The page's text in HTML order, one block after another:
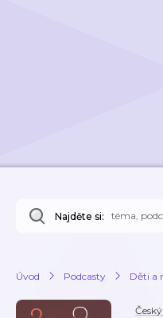
Najděte si:
Úvod Podcasty Děti a